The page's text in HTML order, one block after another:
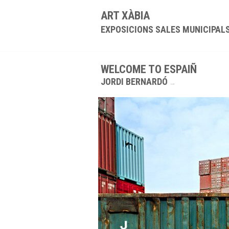
ART XÀBIA
EXPOSICIONS SALES
WELCOME TO ESPAIÑ
JORDI BERNARDÓ